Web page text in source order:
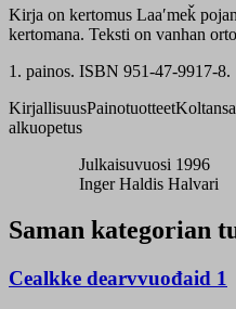
Kirja on kertomus Laaʹmeǩ
kertomana. Teksti on vanhan
1. painos. ISBN 951-47-9917-8.
KirjallisuusPainotuotteet
alkuopetus
Julkaisuvuosi 1996
Inger Haldis Halvari
Saman kategorian
Cealkke dearvvuođaid 1